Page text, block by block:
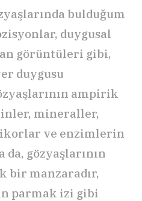
bulduğum
duygusal
görüntüleri gibi,
duygusu
ampirik
mineraller,
ve enzimlerin
gözyaşlarının
bir manzaradır,
parmak izi gibi